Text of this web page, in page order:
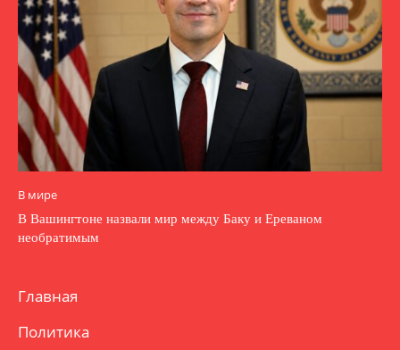
В мире
В Вашингтоне назвали мир между Баку и Ереваном
необратимым
Главная
Политика